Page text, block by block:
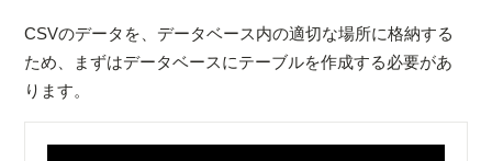
CSVのデータを、データベース内の適切な場所に格納する
ため、まずはデータベースにテーブルを作成する必要があ
ります。